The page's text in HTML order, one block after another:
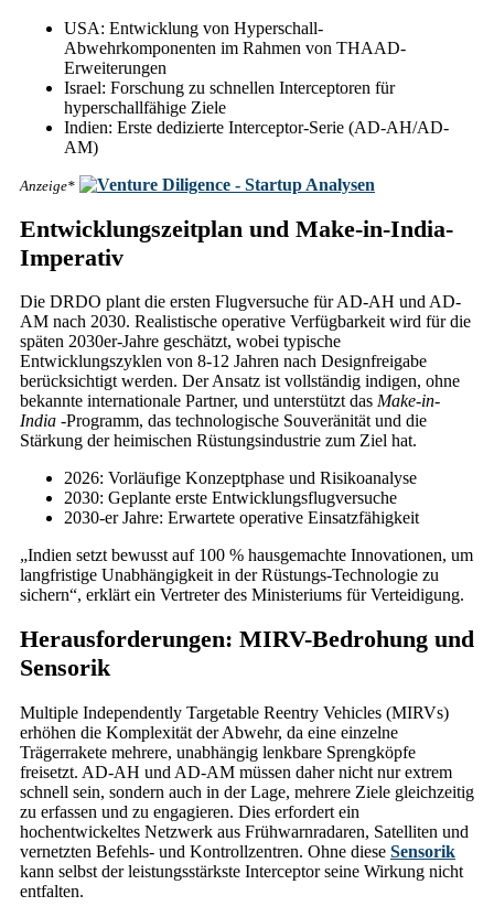
USA: Entwicklung von Hyperschall-
Abwehrkomponenten im Rahmen von THAAD-
Erweiterungen
Israel: Forschung zu schnellen Interceptoren für
hyperschallfähige Ziele
Indien: Erste dedizierte Interceptor-Serie (AD-AH/AD-
AM)
Anzeige*
Entwicklungszeitplan und Make-in-India-
Imperativ
Die DRDO plant die ersten Flugversuche für AD-AH und AD-
AM nach 2030. Realistische operative Verfügbarkeit wird für die
späten 2030er-Jahre geschätzt, wobei typische
Entwicklungszyklen von 8-12 Jahren nach Designfreigabe
berücksichtigt werden. Der Ansatz ist vollständig indigen, ohne
bekannte internationale Partner, und unterstützt das Make-in-
India -Programm, das technologische Souveränität und die
Stärkung der heimischen Rüstungsindustrie zum Ziel hat.
2026: Vorläufige Konzeptphase und Risikoanalyse
2030: Geplante erste Entwicklungsflugversuche
2030-er Jahre: Erwartete operative Einsatzfähigkeit
„Indien setzt bewusst auf 100 % hausgemachte Innovationen, um
langfristige Unabhängigkeit in der Rüstungs-Technologie zu
sichern“, erklärt ein Vertreter des Ministeriums für Verteidigung.
Herausforderungen: MIRV-Bedrohung und
Sensorik
Multiple Independently Targetable Reentry Vehicles (MIRVs)
erhöhen die Komplexität der Abwehr, da eine einzelne
Trägerrakete mehrere, unabhängig lenkbare Sprengköpfe
freisetzt. AD-AH und AD-AM müssen daher nicht nur extrem
schnell sein, sondern auch in der Lage, mehrere Ziele gleichzeitig
zu erfassen und zu engagieren. Dies erfordert ein
hochentwickeltes Netzwerk aus Frühwarnradaren, Satelliten und
vernetzten Befehls- und Kontrollzentren. Ohne diese Sensorik
kann selbst der leistungsstärkste Interceptor seine Wirkung nicht
entfalten.